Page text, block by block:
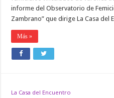
informe del Observatorio de
Zambrano” que dirige La Casa del
Más »
La Casa del Encuentro